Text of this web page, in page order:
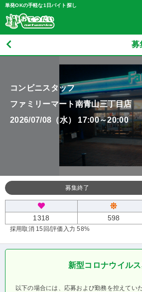
単発OKの手軽な1日バイト探し
募
コンビニスタッフ
ファミリーマート南青山三丁目店
2026/07/08（水） 17:00～20:00
募集終了
1318 598
採用取消 15回/評価入力 58%
新型コロナウイル
以下の場合には、応募および勤務を控えてい